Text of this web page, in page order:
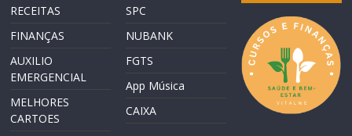
RECEITAS
FINANÇAS
AUXILIO
EMERGENCIAL
MELHORES
CARTOES
SPC
NUBANK
FGTS
App Música
CAIXA